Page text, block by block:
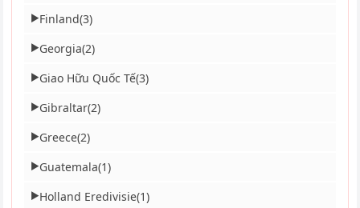
▶Finland(3)
▶Georgia(2)
▶Giao Hữu Quốc Tế(3)
▶Gibraltar(2)
▶Greece(2)
▶Guatemala(1)
▶Holland Eredivisie(1)